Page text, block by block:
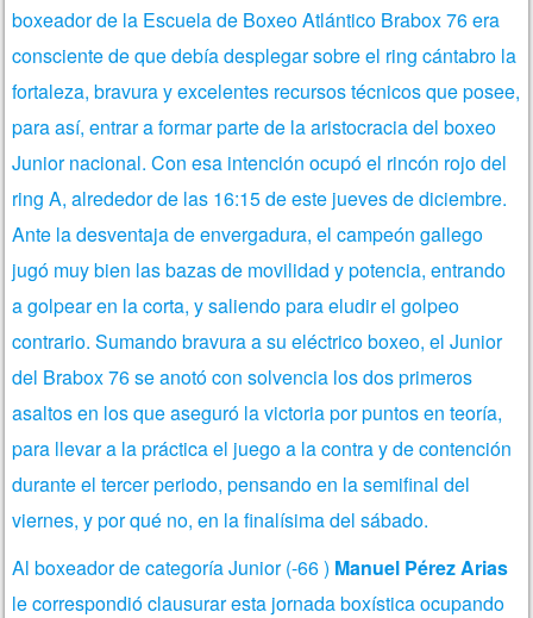
boxeador de la Escuela de Boxeo Atlántico Brabox 76 era
consciente de que debía desplegar sobre el ring cántabro la
fortaleza, bravura y excelentes recursos técnicos que posee,
para así, entrar a formar parte de la aristocracia del boxeo
Junior nacional. Con esa intención ocupó el rincón rojo del
ring A, alrededor de las 16:15 de este jueves de diciembre.
Ante la desventaja de envergadura, el campeón gallego
jugó muy bien las bazas de movilidad y potencia, entrando
a golpear en la corta, y saliendo para eludir el golpeo
contrario. Sumando bravura a su eléctrico boxeo, el Junior
del Brabox 76 se anotó con solvencia los dos primeros
asaltos en los que aseguró la victoria por puntos en teoría,
para llevar a la práctica el juego a la contra y de contención
durante el tercerperiodo, pensando en la semifinal del
viernes, y por qué no, en la finalísima del sábado.
Al boxeador de categoría Junior (-66 ) Manuel Pérez Arias
le correspondió clausurar esta jornada boxística ocupando